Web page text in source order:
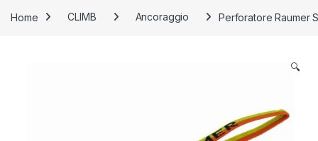
Home CLIMB Ancoraggio Perforatore Raumer
🔍